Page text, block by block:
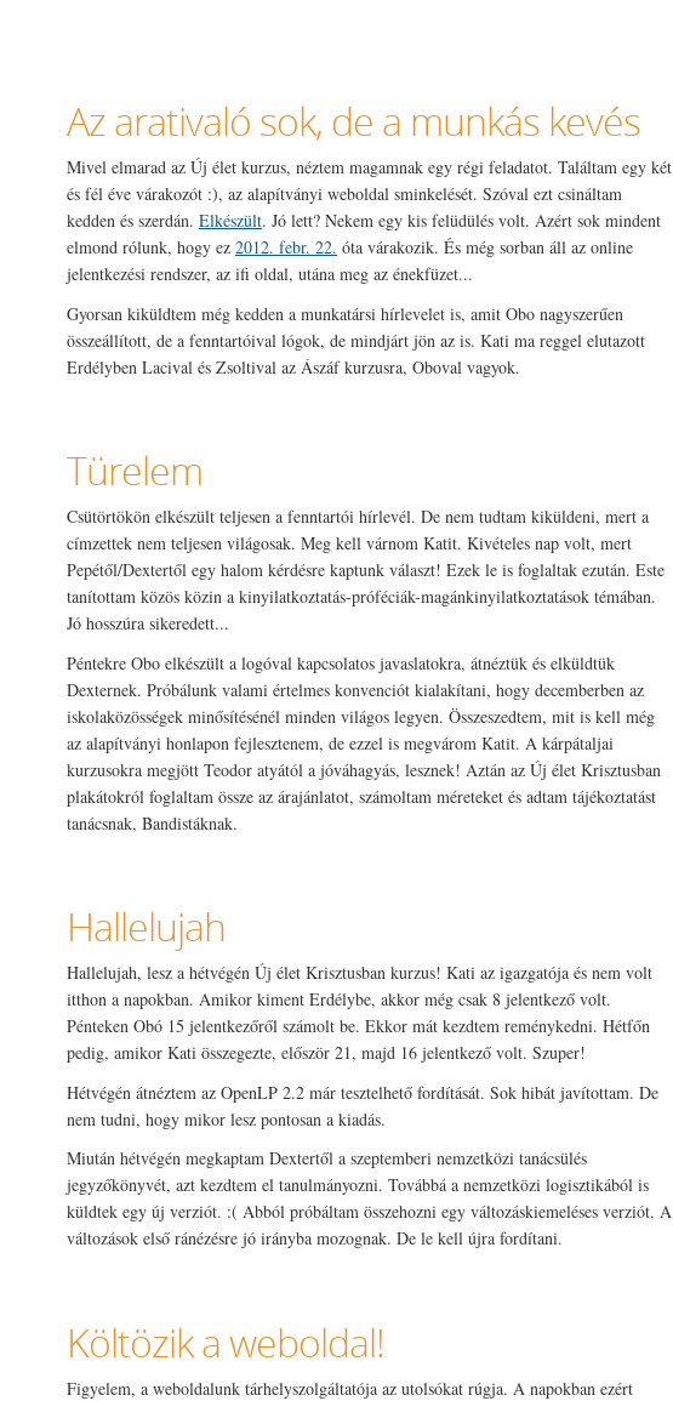
Az arativaló sok, de a munkás kevés
Mivel elmarad az Új élet kurzus, néztem magamnak egy régi feladatot. Találtam egy két
és fél éve várakozót :), az alapítványi weboldal sminkelését. Szóval ezt csináltam
kedden és szerdán. Elkészült. Jó lett? Nekem egy kis felüdülés volt. Azért sok mindent
elmond rólunk, hogy ez 2012. febr. 22. óta várakozik. És még sorban áll az online
jelentkezési rendszer, az ifi oldal, utána meg az énekfüzet...
Gyorsan kiküldtem még kedden a munkatársi hírlevelet is, amit Obo nagyszerűen
összeállított, de a fenntartóival lógok, de mindjárt jön az is. Kati ma reggel elutazott
Erdélyben Lacival és Zsoltival az Ászáf kurzusra, Oboval vagyok.
Türelem
Csütörtökön elkészült teljesen a fenntartói hírlevél. De nem tudtam kiküldeni, mert a
címzettek nem teljesen világosak. Meg kell várnom Katit. Kivételes nap volt, mert
Pepétől/Dextertől egy halom kérdésre kaptunk választ! Ezek le is foglaltak ezután. Este
tanítottam közös közin a kinyilatkoztatás-próféciák-magánkinyilatkoztatások témában.
Jó hosszúra sikeredett...
Péntekre Obo elkészült a logóval kapcsolatos javaslatokra, átnéztük és elküldtük
Dexternek. Próbálunk valami értelmes konvenciót kialakítani, hogy decemberben az
iskolaközösségek minősítésénél minden világos legyen. Összeszedtem, mit is kell még
az alapítványi honlapon fejlesztenem, de ezzel is megvárom Katit. A kárpátaljai
kurzusokra megjött Teodor atyától a jóváhagyás, lesznek! Aztán az Új élet Krisztusban
plakátokról foglaltam össze az árajánlatot, számoltam méreteket és adtam tájékoztatást
tanácsnak, Bandistáknak.
Hallelujah
Hallelujah, lesz a hétvégén Új élet Krisztusban kurzus! Kati az igazgatója és nem volt
itthon a napokban. Amikor kiment Erdélybe, akkor még csak 8 jelentkező volt.
Pénteken Obó 15 jelentkezőről számolt be. Ekkor mát kezdtem reménykedni. Hétfőn
pedig, amikor Kati összegezte, először 21, majd 16 jelentkező volt. Szuper!
Hétvégén átnéztem az OpenLP 2.2 már tesztelhető fordítását. Sok hibát javítottam. De
nem tudni, hogy mikor lesz pontosan a kiadás.
Miután hétvégén megkaptam Dextertől a szeptemberi nemzetközi tanácsülés
jegyzőkönyvét, azt kezdtem el tanulmányozni. Továbbá a nemzetközi logisztikából is
küldtek egy új verziót. :( Abból próbáltam összehozni egy változáskiemeléses verziót. A
változások első ránézésre jó irányba mozognak. De le kell újra fordítani.
Költözik a weboldal!
Figyelem, a weboldalunk tárhelyszolgáltatója az utolsókat rúgja. A napokban ezért